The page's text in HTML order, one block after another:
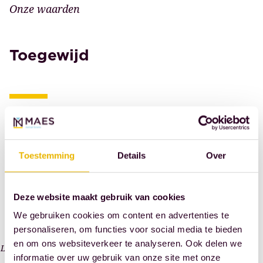
Toestemming Details Over
Deze website maakt gebruik van cookies
We gebruiken cookies om content en advertenties te
personaliseren, om functies voor social media te bieden
en om ons websiteverkeer te analyseren. Ook delen we
informatie over uw gebruik van onze site met onze
aan
of
ons
netwerk
advocaten,
corporate
finance
adviseurs,
vermogensbeheerders,
alle
moet
dezelfde
mate
van
informatie
voorzien.
Onpartijdig
handelen
aan
kwaliteit.
klant
onze
persoonlijke
aandacht.
Wij
luisteren
naar
alles
wat
hij
Onze waarden
Toegewijd
Onze
ambitie
en
dienstbaar
te
zijn
Lees verder